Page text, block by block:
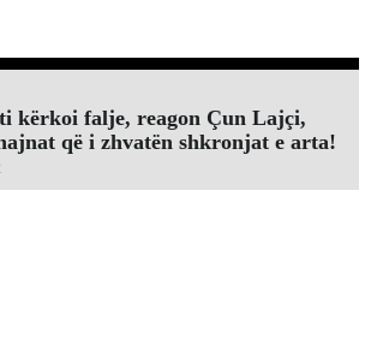
kërkoi falje, reagon Çun Lajçi,
që i zhvatën shkronjat e arta!￼